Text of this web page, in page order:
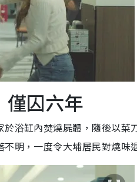
僅囚六年
浴缸內焚燒屍體，隨後以菜
明，一度令大埔居民對燒味